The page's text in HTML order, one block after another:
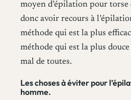
moyen d’épilation pour torse
donc avoir recours à
méthode qui est la plus
méthode qui est la plus
mal de toutes.
Les choses à éviter pour
homme.